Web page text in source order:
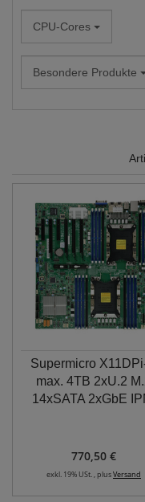
CPU-Cores
Besondere Produkte
Supermicro
max. 4TB 2xU.2
14xSATA 2xGbE
770,50 €
exkl. 19% USt. , plusVersand